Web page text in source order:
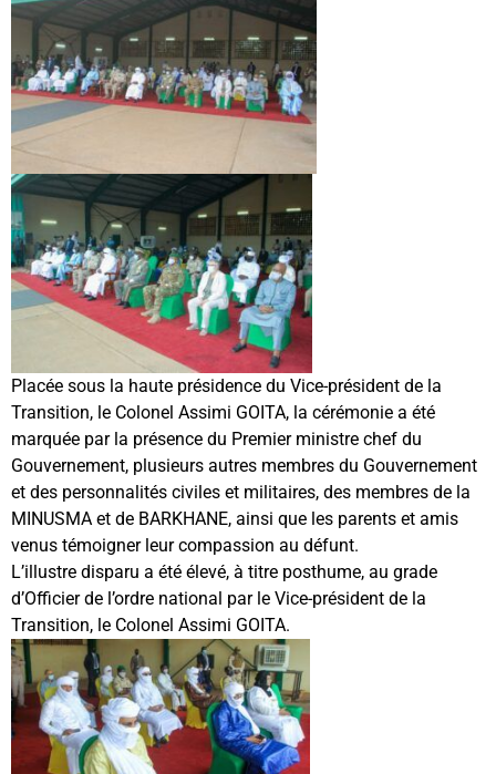
Placée sous la haute présidence du Vice-président de la
Transition, le Colonel Assimi GOITA, la cérémonie a été
marquée par la présence du Premier ministre chef du
Gouvernement, plusieurs autres membres du Gouvernement
et des personnalités civiles et militaires, des membres de la
MINUSMA et de BARKHANE, ainsi que les parents et amis
venus témoigner leur compassion au défunt.
L’illustre disparu a été élevé, à titre posthume, au grade
d’Officier de l’ordre national par le Vice-président de la
Transition, le Colonel Assimi GOITA.